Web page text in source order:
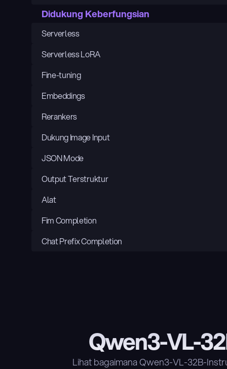
Didukung Keberfungsian
Serverless
Serverless LoRA
Fine-tuning
Embeddings
Rerankers
Dukung Image Input
JSON Mode
Output Terstruktur
Alat
Fim Completion
Chat Prefix Completion
Qwen3-VL-
Lihat bagaimana Qwen3-VL-32B-